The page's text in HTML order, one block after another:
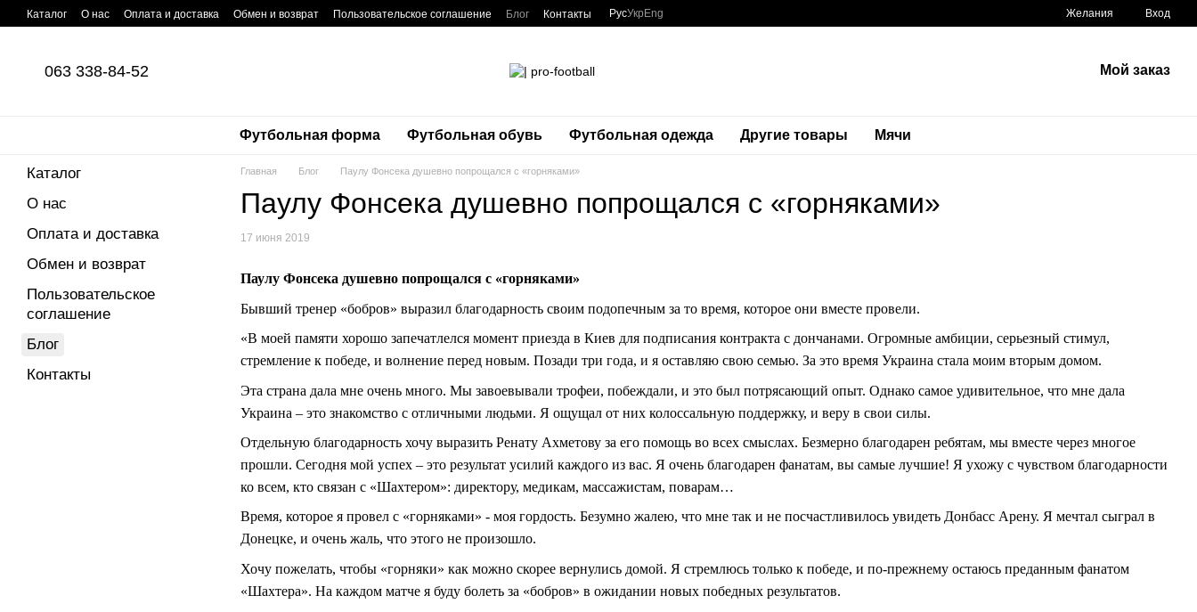
Перейти к основному контенту
Каталог О нас Оплата и доставка Обмен и возврат Пользовательское соглашение Блог Контакты РусУкр Eng Желания Вход
063 338-84-52 Мой заказ
Футбольная форма Футбольная обувь Футбольная одежда Другие товары Мячи
Главная Блог Паулу Фонсека душевно попрощался с «горняками»
Паулу Фонсека душевно попрощался с «горняками»
17 июня 2019
Паулу Фонсека душевно попрощался с «горняками»
Бывший тренер «бобров» выразил благодарность своим подопечным за то время, которое они вместе провели.
«В моей памяти хорошо запечатлелся момент приезда в Киев для подписания контракта с дончанами. Огромные амбиции, серьезный стимул,
стремление к победе, и волнение перед новым. Позади три года, и я оставляю свою семью. За это время Украина стала моим вторым домом.
Эта страна дала мне очень много. Мы завоевывали трофеи, побеждали, и это был потрясающий опыт. Однако самое удивительное, что мне дала
Украина – это знакомство с отличными людьми. Я ощущал от них колоссальную поддержку, и веру в свои силы.
Отдельную благодарность хочу выразить Ренату Ахметову за его помощь во всех смыслах. Безмерно благодарен ребятам, мы вместе через многое
прошли. Сегодня мой успех – это результат усилий каждого из вас. Я очень благодарен фанатам, вы самые лучшие! Я ухожу с чувством благодарности
ко всем, кто связан с «Шахтером»: директору, медикам, массажистам, поварам…
Время, которое я провел с «горняками» - моя гордость. Безумно жалею, что мне так и не посчастливилось увидеть Донбасс Арену. Я мечтал сыграл в
Донецке, и очень жаль, что этого не произошло.
Хочу пожелать, чтобы «горняки» как можно скорее вернулись домой. Я стремлюсь только к победе, и по-прежнему остаюсь преданным фанатом
«Шахтера». На каждом матче я буду болеть за «бобров» в ожидании новых победных результатов.
Каталог
О нас
Оплата и доставка
Обмен и возврат
Пользовательское
соглашение
Блог
Контакты